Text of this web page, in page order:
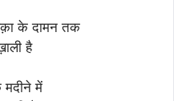
के दामन तक
है
मदीने में